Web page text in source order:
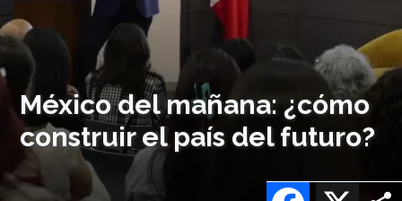
México del mañana: ¿cómo
construir el país del futuro?
X
Facebook